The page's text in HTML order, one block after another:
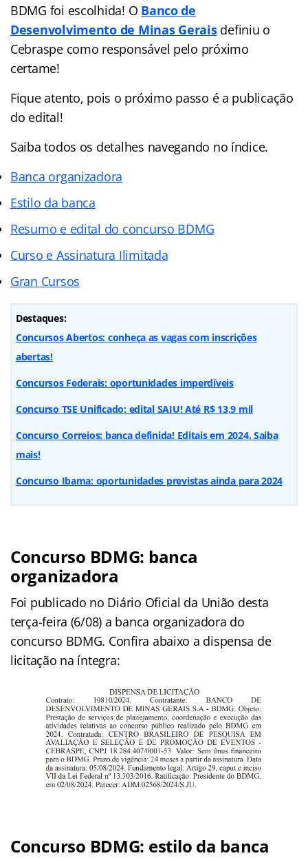
BDMG foi escolhida! O Banco de
Desenvolvimento de Minas Geraisdefiniu o
Cebraspe como responsável pelo próximo
certame!
Fique atento, pois o próximo passo é a publicação
do edital!
Saiba todos os detalhes navegando no índice.
Banca organizadora
Estilo da banca
Resumo e edital do concurso BDMG
Curso e Assinatura Ilimitada
Gran Cursos
Destaques:
Concursos Abertos: conheça as vagas com inscrições
abertas!
Concursos Federais: oportunidades imperdíveis
Concurso TSE Unificado: edital SAIU! Até R$ 13,9 mil
Concurso Correios: banca definida! Editais em 2024. Saiba
mais!
Concurso Ibama: oportunidades previstas ainda para 2024
Concurso BDMG: banca
organizadora
Foi publicado no Diário Oficial da União desta
terça-feira (6/08) a banca organizadora do
concurso BDMG. Confira abaixo a dispensa de
licitação na íntegra:
Concurso BDMG: estilo da banca